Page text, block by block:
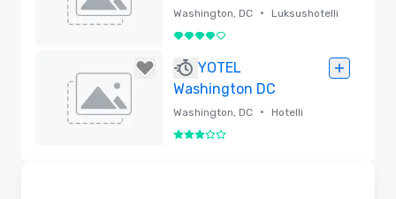
The Wharf
Washington, DC • Luksushotelli
4 / 5
YOTEL
Washington DC
Washington, DC • Hotelli
3 / 5